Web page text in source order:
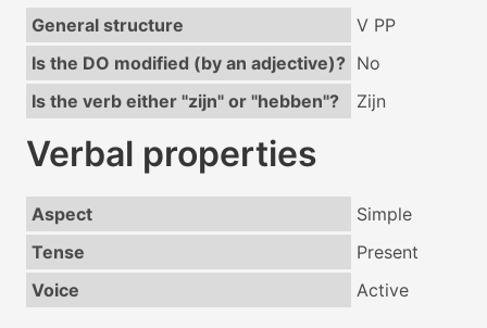
General structure
V PP
Is the DO modified (by an adjective)? No
Is the verb either "zijn" or "hebben"?
Zijn
Verbal properties
Aspect
Simple
Tense
Present
Voice
Active